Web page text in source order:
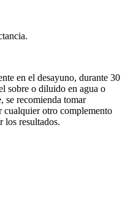
en el desayuno, durante 30
sobre o diluido en agua o
se recomienda tomar
cualquier otro complemento
los resultados.